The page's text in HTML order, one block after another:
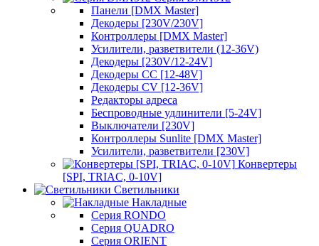
Панели [DMX Master]
Декодеры [230V/230V]
Контроллеры [DMX Master]
Усилители, разветвители (12-36V)
Декодеры [230V/12-24V]
Декодеры CC [12-48V]
Декодеры CV [12-36V]
Редакторы адреса
Беспроводные удлинители [5-24V]
Выключатели [230V]
Контроллеры Sunlite [DMX Master]
Усилители, разветвители [230V]
Конвертеры
[SPI, TRIAC, 0-10V]
Светильники
Накладные
Серия RONDO
Серия QUADRO
Серия ORIENT